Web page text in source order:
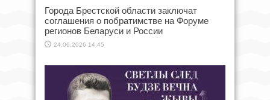
Города Брестской области заключат
соглашения о побратимстве на Форуме
регионов Беларуси и России
24.06.2026 14:45